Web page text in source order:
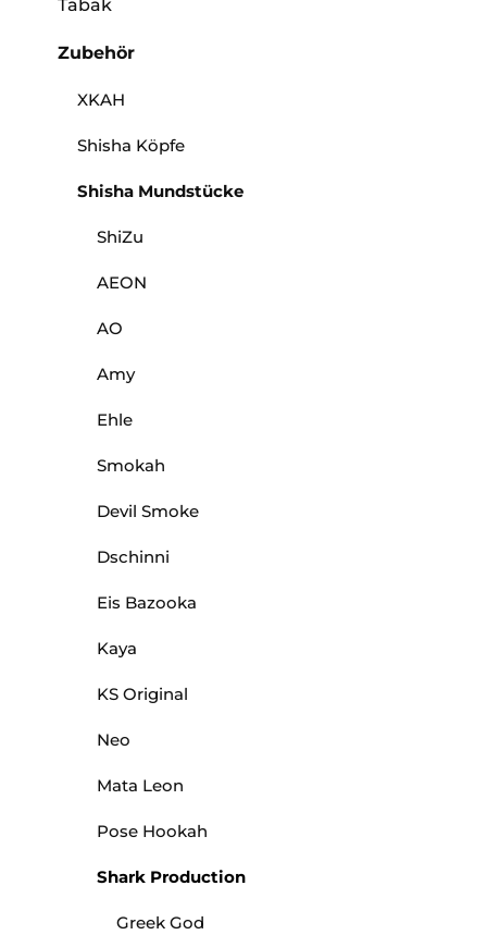
Tabak
Zubehör
XKAH
Shisha Köpfe
Shisha Mundstücke
ShiZu
AEON
AO
Amy
Ehle
Smokah
Devil Smoke
Dschinni
Eis Bazooka
Kaya
KS Original
Neo
Mata Leon
Pose Hookah
Shark Production
Greek God